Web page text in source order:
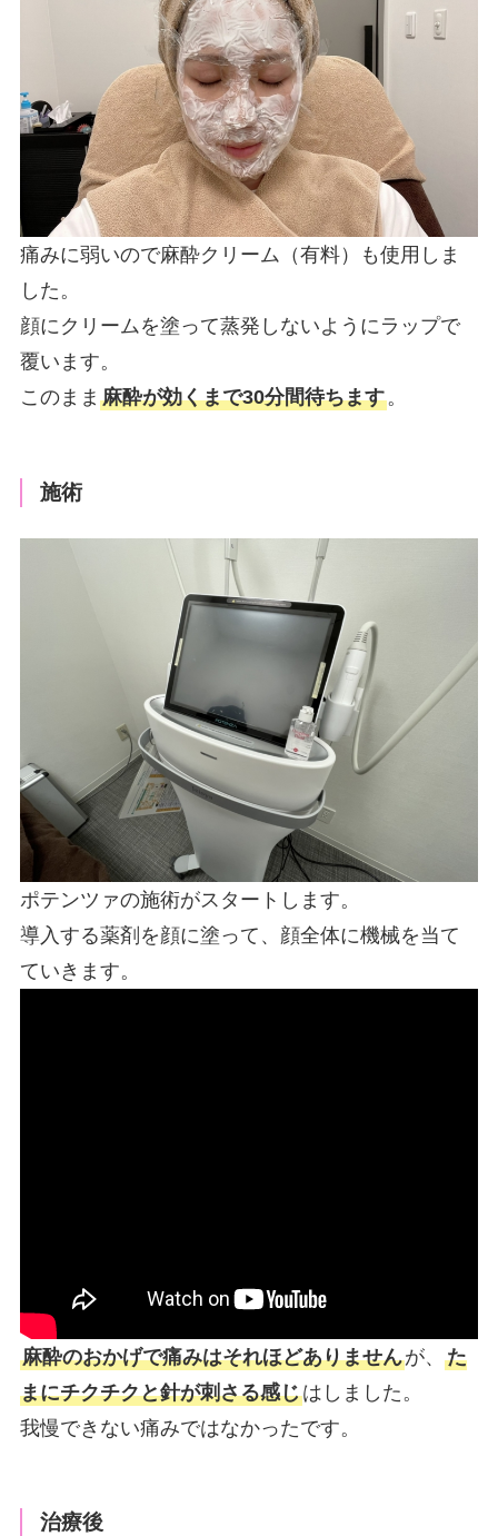
痛みに弱いので麻酔クリーム（有料）も使用しま
した。
顔にクリームを塗って蒸発しないようにラップで
覆います。
このまま 麻酔が効くまで30分間待ちます。
施術
ポテンツァの施術がスタートします。
導入する薬剤を顔に塗って、顔全体に機械を当て
ていきます。
麻酔のおかげで痛みはそれほどありませんが、 た
まにチクチクと針が刺さる感じはしました。
我慢できない痛みではなかったです。
治療後